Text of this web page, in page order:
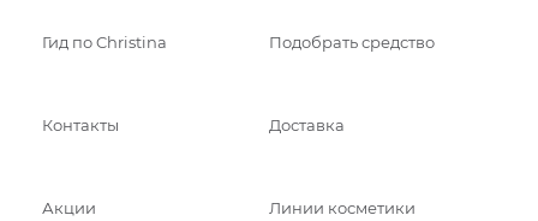
Гид по Christina Подобрать средство
Контакты Доставка
Акции Линии косметики